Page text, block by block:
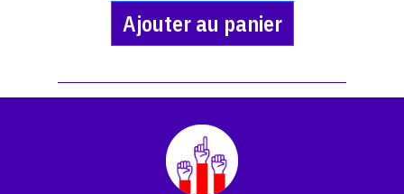
Ajouter au panier